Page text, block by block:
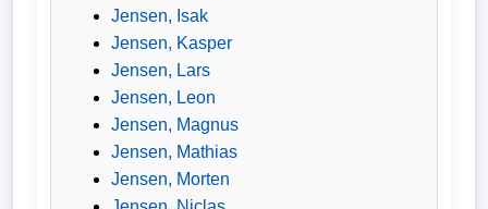
Jensen, Isak
Jensen, Kasper
Jensen, Lars
Jensen, Leon
Jensen, Magnus
Jensen, Mathias
Jensen, Morten